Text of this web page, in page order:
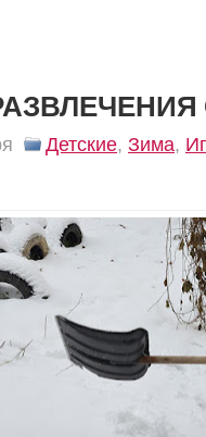
Детские, Зима,